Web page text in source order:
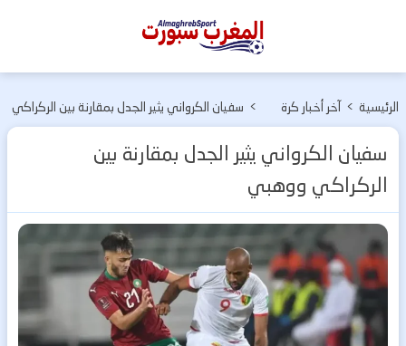
المغرب
الرئيسية > آخر أخبار كرة
> سفيان الكرواني يثير الجدل بمقارنة بين الركراكي
سفيان الكرواني يثير الجدل بمقارنة بين
الركراكي ووهبي